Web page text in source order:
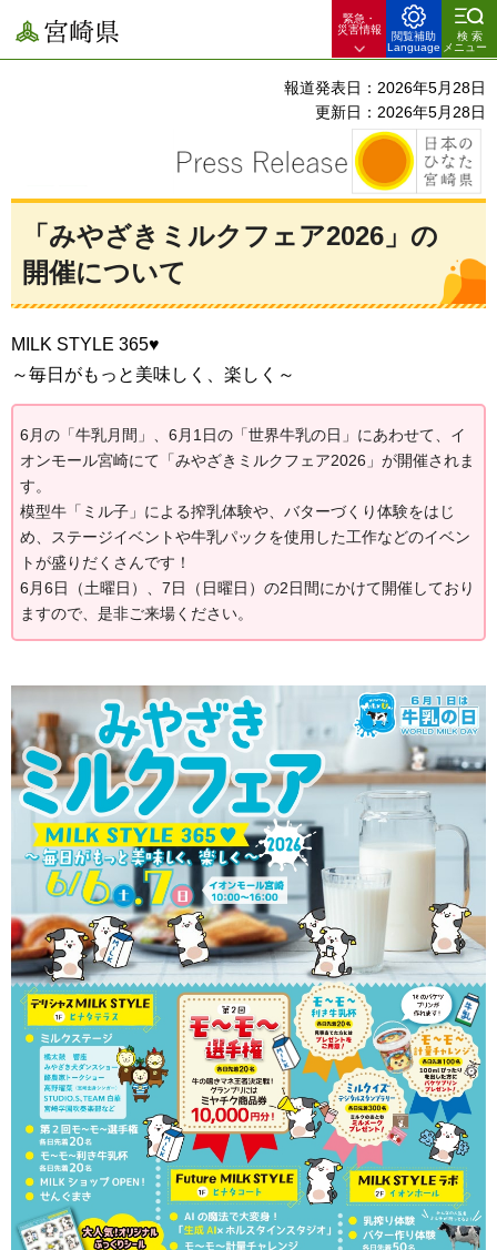
宮崎県
緊急・
災害情報
閲覧補助
Language
検索
メニュー
報道発表日：2026年5月28日
更新日：2026年5月28日
「みやざきミルクフェア2026」の
開催について
MILK STYLE 365♥
～毎日がもっと美味しく、楽しく～
6月の「牛乳月間」、6月1日の「世界牛乳の日」にあわせて、イ
オンモール宮崎にて「みやざきミルクフェア2026」が開催されま
す。
模型牛「ミル子」による搾乳体験や、バターづくり体験をはじ
め、ステージイベントや牛乳パックを使用した工作などのイベン
トが盛りだくさんです！
6月6日（土曜日）、7日（日曜日）の2日間にかけて開催しており
ますので、是非ご来場ください。